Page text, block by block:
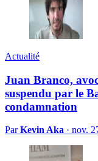
Actualité
Juan Branco,
suspendu par le
condamnation
ParKevin Aka · nov.